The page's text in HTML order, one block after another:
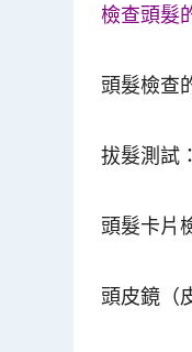
檢查頭髮
頭髮檢查
拔髮測試
頭髮卡片
頭皮鏡（